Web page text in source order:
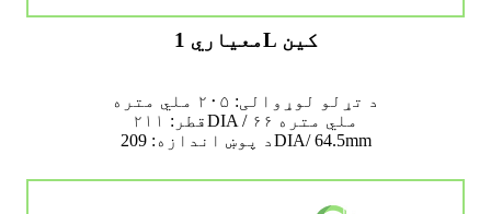
معیاري 1L کین
د تړلو لوړوالی: ۲۰۵ ملي متره
قطر: ۲۱۱DIA / ۶۶ ملي متره
د پوښ اندازه: 209DIA/ 64.5mm